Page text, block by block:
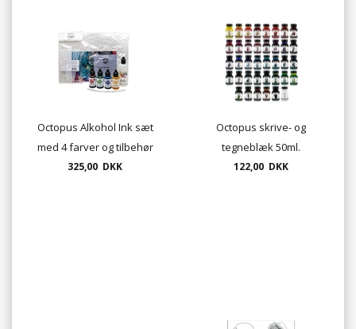
Octopus Alkohol Ink sæt
med 4 farver og tilbehør
325,00 DKK
Octopus skrive- og
tegneblæk 50ml.
122,00 DKK